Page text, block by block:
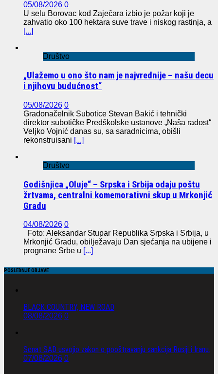
05/08/2026 0
U selu Borovac kod Zaječara izbio je požar koji je
zahvatio oko 100 hektara suve trave i niskog rastinja, a
[...]
Društvo
„Ulažemo u ono što nam je najvrednije – našu decu
i njihovu budućnost“
05/08/2026 0
Gradonačelnik Subotice Stevan Bakić i tehnički
direktor subotičke Predškolske ustanove „Naša radost“
Veljko Vojnić danas su, sa saradnicima, obišli
rekonstruisani [...]
Društvo
Godišnjica „Oluje“ – Srpska i Srbija odaju poštu
žrtvama, centralni komemorativni skup u Mrkonjić
Gradu
04/08/2026 0
Foto: Aleksandar Stupar Republika Srpska i Srbija, u
Mrkonjić Gradu, obilježavaju Dan sjećanja na ubijene i
prognane Srbe u [...]
POSLEDNJE OBJAVE
BLACK COUNTRY, NEW ROAD
08/08/2026 0
Senat SAD usvojio zakon o pooštravanju sankcija Rusiji i Iranu.
07/08/2026 0